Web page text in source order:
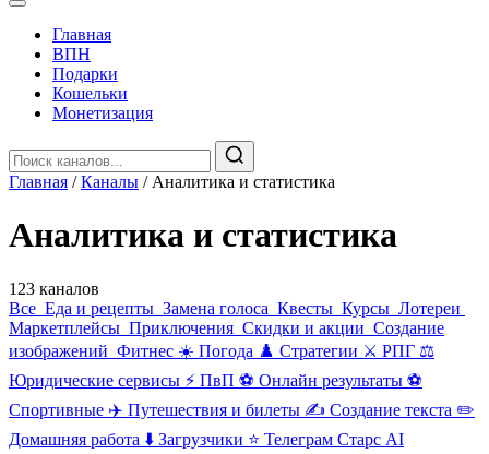
Главная
️ВПН
Подарки
Кошельки
Монетизация
Главная / Каналы / Аналитика и статистика
Аналитика и статистика
123 каналов
Все ️ ️Еда и рецепты ️ Замена голоса ️ Квесты ‍ Курсы ️ Лотереи
Маркетплейсы ️ Приключения ️ Скидки и акции ️ Создание
изображений ️ Фитнес ☀️ Погода ♟️ Стратегии ⚔️ РПГ ⚖️
Юридические сервисы ⚡ ПвП ⚽ Онлайн результаты ⚽
Спортивные ✈️ Путешествия и билеты ✍️ Создание текста ✏️
Домашняя работа ⬇️ Загрузчики ⭐ Телеграм Старс AI